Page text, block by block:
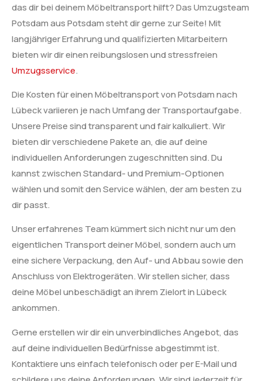
das dir bei deinem Möbeltransport hilft? Das Umzugsteam
Potsdam aus Potsdam steht dir gerne zur Seite! Mit
langjähriger Erfahrung und qualifizierten Mitarbeitern
bieten wir dir einen reibungslosen und stressfreien
Umzugsservice.
Die Kosten für einen Möbeltransport von Potsdam nach
Lübeck variieren je nach Umfang der Transportaufgabe.
Unsere Preise sind transparent und fair kalkuliert. Wir
bieten dir verschiedene Pakete an, die auf deine
individuellen Anforderungen zugeschnitten sind. Du
kannst zwischen Standard- und Premium-Optionen
wählen und somit den Service wählen, der am besten zu
dir passt.
Unser erfahrenes Team kümmert sich nicht nur um den
eigentlichen Transport deiner Möbel, sondern auch um
eine sichere Verpackung, den Auf- und Abbau sowie den
Anschluss von Elektrogeräten. Wir stellen sicher, dass
deine Möbel unbeschädigt an ihrem Zielort in Lübeck
ankommen.
Gerne erstellen wir dir ein unverbindliches Angebot, das
auf deine individuellen Bedürfnisse abgestimmt ist.
Kontaktiere uns einfach telefonisch oder per E-Mail und